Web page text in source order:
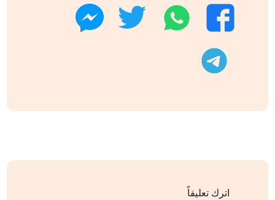
فيسبوك
واتساب تويتر
اترك تعليقاً